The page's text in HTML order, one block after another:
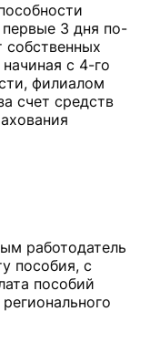
первые 3 дня по-
собственных
с 4-го
филиалом
счет средств
работодатель
пособия, с
пособий